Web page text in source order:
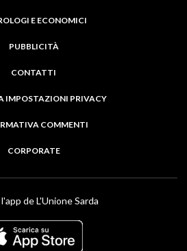
E ECONOMICI
PUBBLICITÀ
CONTATTI
IMPOSTAZIONI PRIVACY
COMMENTI
CORPORATE
de L'Unione Sarda